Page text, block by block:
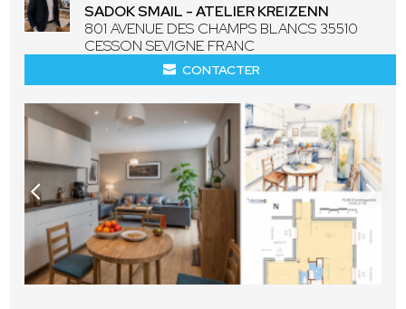
SADOK SMAIL - ATELIER KREIZENN
801 AVENUE DES CHAMPS BLANCS 35510
CESSON SEVIGNE FRANC
CONTACTER